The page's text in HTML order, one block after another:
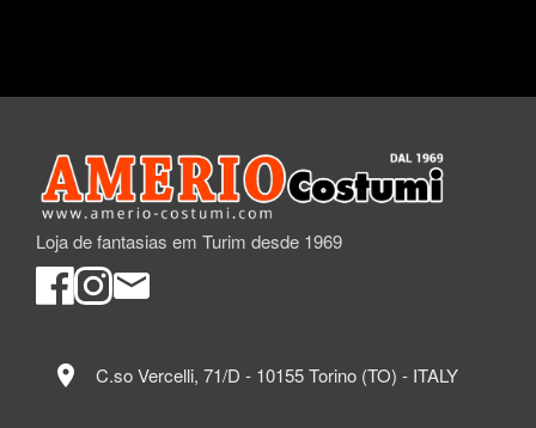
Loja de fantasias em Turim desde 1969
location_on C.so Vercelli, 71/D - 10155 Torino (TO) - ITALY